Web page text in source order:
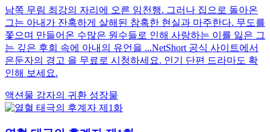
남쪽 무림 최강의 자리에 오른 임천행. 그러나 집으로 돌아온
그는 아내가 잔혹하게 살해된 참혹한 현실과 마주한다. 무도를
쫓으며 만들어온 수많은 원수들로 인해 사랑하는 이를 잃은 그
는 깊은 후회 속에 아내의 유언을 ...NetShort 공식 사이트에서
은둔자의 경고 을 무료로 시청하세요. 인기 단편 드라마도 확
인해 보세요.
액션물 강자의 귀환 성장물